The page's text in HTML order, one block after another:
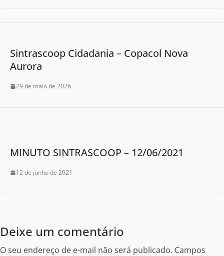
Sintrascoop Cidadania – Copacol Nova
Aurora
29 de maio de 2026
MINUTO SINTRASCOOP – 12/06/2021
12 de junho de 2021
Deixe um comentário
O seu endereço de e-mail não será publicado. Campos